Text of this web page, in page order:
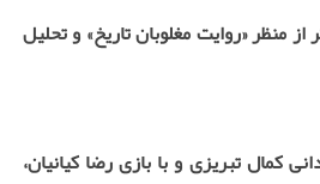
منظر «روایت مغلوبان تاریخ» و تحلیل
کمال تبریزی و با بازی رضا کیانیان،